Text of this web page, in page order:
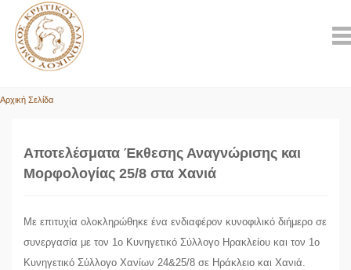
Αρχική Σελίδα
Αποτελέσματα Έκθεσης Αναγνώρισης και
Μορφολογίας 25/8 στα Χανιά
Με επιτυχία ολοκληρώθηκε ένα ενδιαφέρον κυνοφιλικό διήμερο σε
συνεργασία με τον 1ο Κυνηγετικό Σύλλογο Ηρακλείου και τον 1ο
Κυνηγετικό Σύλλογο Χανίων 24&25/8 σε Ηράκλειο και Χανιά.